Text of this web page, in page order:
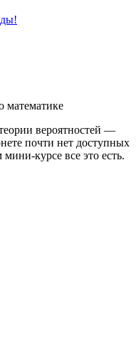
математике
вероятностей —
почти нет доступных
курсе все это есть.